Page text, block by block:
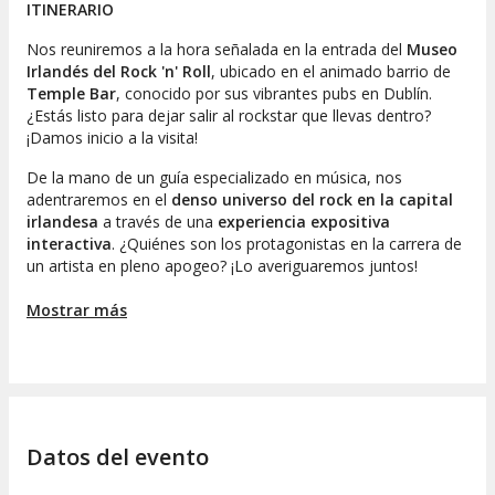
ITINERARIO
Nos reuniremos a la hora señalada en la entrada del Museo
Irlandés del Rock 'n' Roll, ubicado en el animado barrio de
Temple Bar, conocido por sus vibrantes pubs en Dublín.
¿Estás listo para dejar salir al rockstar que llevas dentro?
¡Damos inicio a la visita!
De la mano de un guía especializado en música, nos
adentraremos en el denso universo del rock en la capital
irlandesa a través de una experiencia expositiva
interactiva. ¿Quiénes son los protagonistas en la carrera de
un artista en pleno apogeo? ¡Lo averiguaremos juntos!
A lo largo del recorrido, tendremos la oportunidad de visitar
relevantes de las últimas décadas.
Mostrar más
Datos del evento